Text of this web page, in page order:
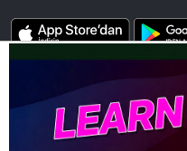
www.sozcu.com.tr internet
fotoğrafların her türlü telif
aittir. İzin alınmadan,